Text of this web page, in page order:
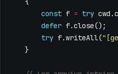
const f = try cwd .
defer f.close();
try f.writeAll(
}